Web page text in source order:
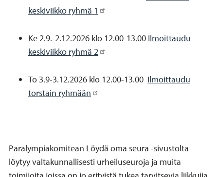
keskiviikko ryhmä 1
Ke 2.9.-2.12.2026 klo 12.00-13.00 Ilmoittaudu
keskiviikko ryhmä 2
To 3.9-3.12.2026 klo 12.00-13.00 Ilmoittaudu
torstain ryhmään
Paralympiakomitean Löydä oma seura -sivustolta
löytyy valtakunnallisesti urheiluseuroja ja muita